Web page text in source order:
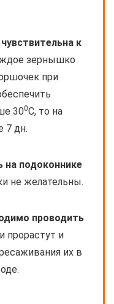
к
зернышко
при
300С, то на
7 дн.
на подоконнике
не желательны.
проводить
прорастут и
их в